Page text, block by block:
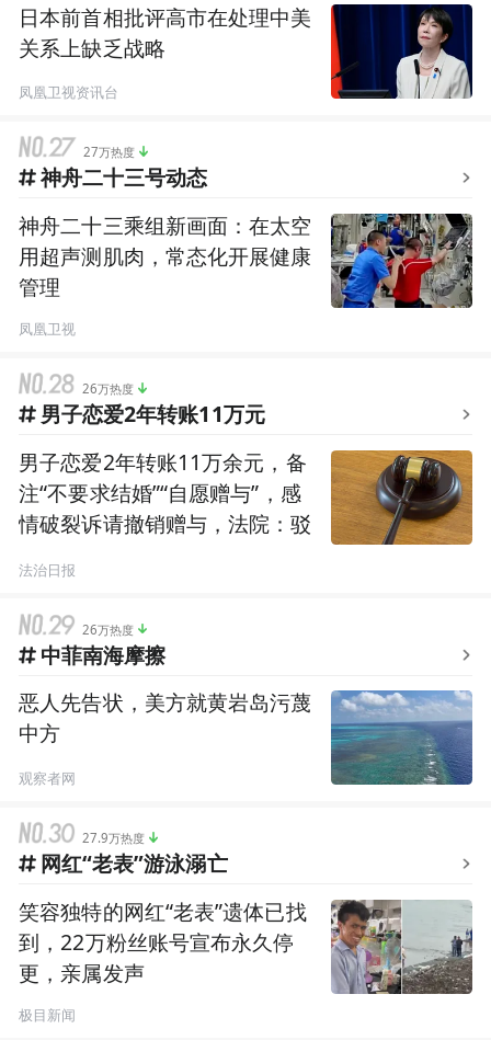
日本前首相批评高市在处理中美
关系上缺乏战略
凤凰卫视资讯台
27万热度
神舟二十三号动态
神舟二十三乘组新画面：在太空
用超声测肌肉，常态化开展健康
管理
凤凰卫视
26万热度
男子恋爱2年转账11万元
男子恋爱2年转账11万余元，备
注“不要求结婚”“自愿赠与”，感
情破裂诉请撤销赠与，法院：驳
法治日报
26万热度
中菲南海摩擦
恶人先告状，美方就黄岩岛污蔑
中方
观察者网
27.9万热度
网红“老表”游泳溺亡
笑容独特的网红“老表”遗体已找
到，22万粉丝账号宣布永久停
更，亲属发声
极目新闻